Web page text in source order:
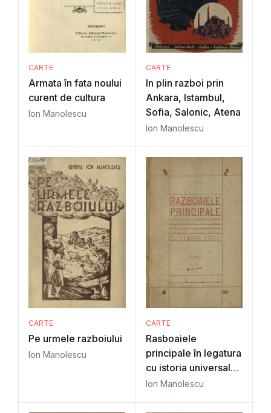
CARTE
Armata în fata noului
curent de cultura
Ion Manolescu
CARTE
In plin razboi prin
Ankara, Istambul,
Sofia, Salonic, Atena
Ion Manolescu
CARTE
Pe urmele razboiului
Ion Manolescu
CARTE
Rasboaiele
principale în legatura
cu istoria universala
Vol. 1
Ion Manolescu